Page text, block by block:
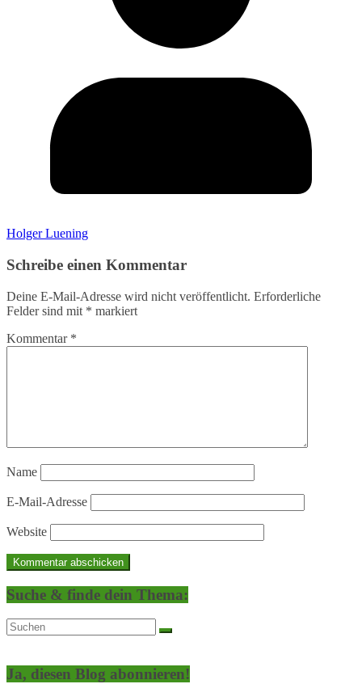
Holger Luening
Schreibe einen Kommentar
Deine E-Mail-Adresse wird nicht veröffentlicht. Erforderliche
Felder sind mit * markiert
Kommentar *
Name
E-Mail-Adresse
Website
Suche & finde dein Thema:
Ja, diesen Blog abonnieren!